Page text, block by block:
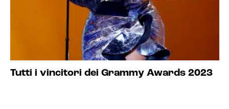
Tutti i vincitori dei Grammy Awards 2023